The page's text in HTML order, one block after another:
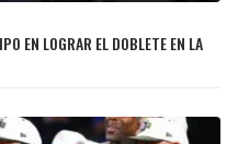
EN LOGRAR EL DOBLETE EN LA